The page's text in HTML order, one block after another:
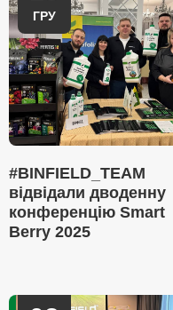
ГРУ
#BINFIELD_TEAM
відвідали дводенну
конференцію Smart
Berry 2025